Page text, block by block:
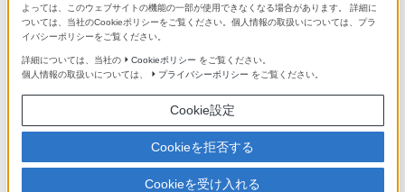
よっては、このウェブサイトの機能の一部が使用できなくなる場合があります。 詳細に
ついては、当社のCookieポリシーをご覧ください。個人情報の取扱いについては、プラ
イバシーポリシーをご覧ください。
詳細については、当社の Cookieポリシー をご覧ください。
個人情報の取扱いについては、
プライバシーポリシー をご覧ください。
Cookie設定
Cookieを拒否する
Cookieを受け入れる